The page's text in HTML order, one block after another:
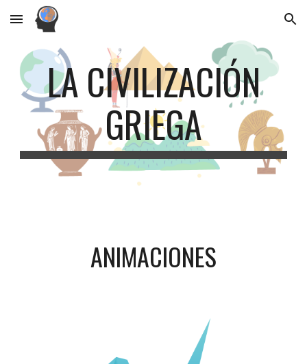
Skip to main content Skip to navigation
LA CIVILIZACIÓN
GRIEGA
ANIMACIONES